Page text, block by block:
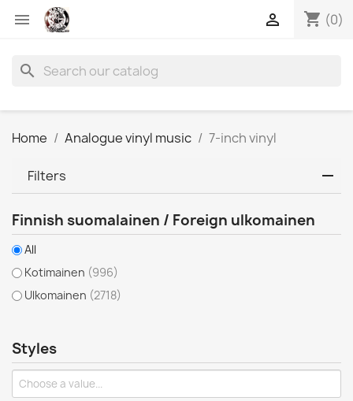
 shopping_cart (0)

search
Home Analogue vinyl music 7-inch vinyl
Filters
Finnish suomalainen / Foreign ulkomainen
All
Kotimainen (996)
Ulkomainen (2718)
Styles